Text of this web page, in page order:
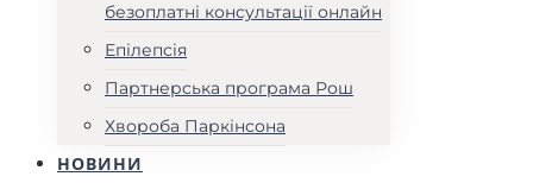
безоплатні консультації онлайн
Епілепсія
Партнерська програма Рош
Хвороба Паркінсона
НОВИНИ